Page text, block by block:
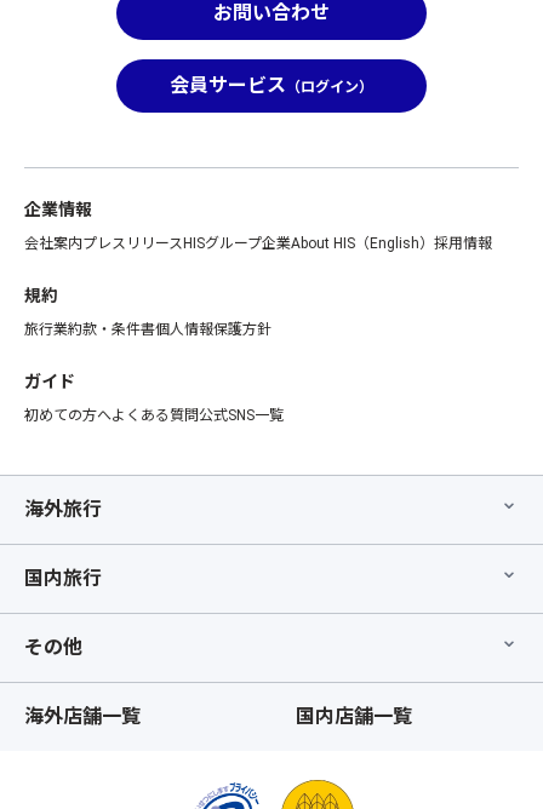
お問い合わせ
会員サービス （ログイン）
企業情報
会社案内プレスリリース HISグループ企業About HIS（English） 採用情報
規約
旅行業約款・条件書個人情報保護方針
ガイド
初めての方へよくある質問公式SNS一覧
海外旅行
国内旅行
その他
海外店舗一覧 国内店舗一覧